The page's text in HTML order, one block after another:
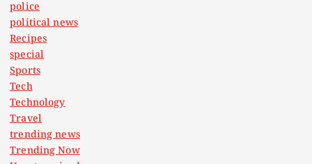
police
political news
Recipes
special
Sports
Tech
Technology
Travel
trending news
Trending Now